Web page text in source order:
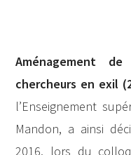
Aménagement
chercheurs en exil
l’Enseignement
Mandon, a ainsi
2016, lors du